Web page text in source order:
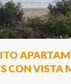
CON VISTA